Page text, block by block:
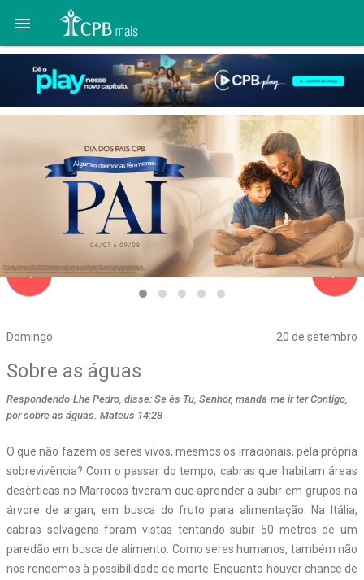

Domingo 20 de setembro
navigate_before
Sobre as águas
Respondendo-Lhe Pedro, disse: Se és Tu, Senhor, manda-me ir ter Contigo,
por sobre as águas. Mateus 14:28
O que não fazem os seres vivos, mesmos os irracionais, pela própria
sobrevivência? Com o passar do tempo, cabras que habitam áreas
desérticas no Marrocos tiveram que aprender a subir em grupos na
árvore de argan, em busca do fruto para alimentação. Na Itália,
cabras selvagens foram vistas tentando subir 50 metros de um
paredão em busca de alimento. Como seres humanos, também não
nos rendemos à possibilidade de morte. Enquanto houver chance de
navigate_next